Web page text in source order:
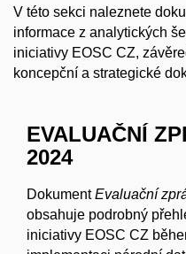
V této sekci naleznete
informace z analytických
iniciativy EOSC CZ,
koncepční a strategické
EVALUAČNÍ
2024
DokumentEvaluační
obsahuje podrobný
iniciativy EOSC CZ